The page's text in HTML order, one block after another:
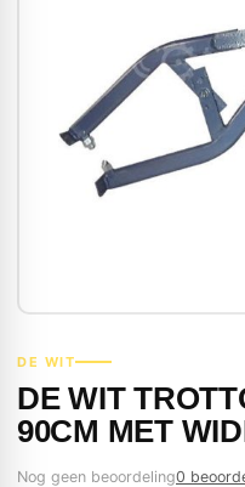
DE WIT
DE WIT
90CM MET
Nog geen beoordeling0